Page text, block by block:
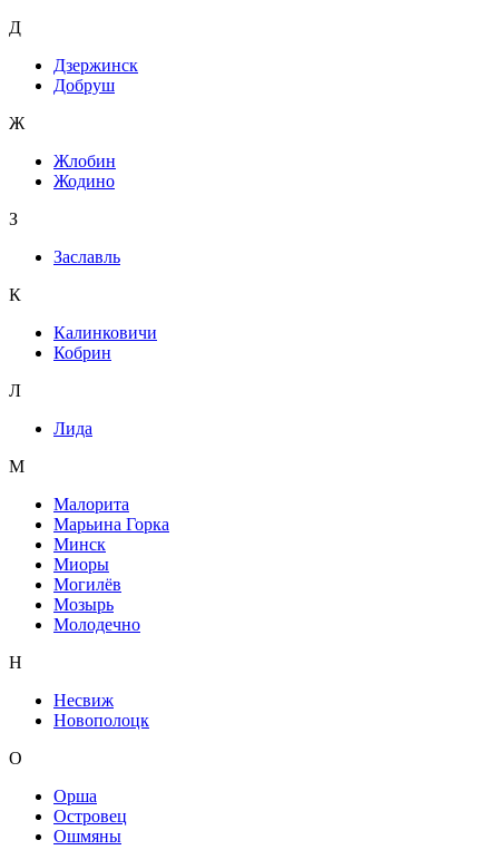
Д
Дзержинск
Добруш
Ж
Жлобин
Жодино
З
Заславль
К
Калинковичи
Кобрин
Л
Лида
М
Малорита
Марьина Горка
Минск
Миоры
Могилёв
Мозырь
Молодечно
Н
Несвиж
Новополоцк
О
Орша
Островец
Ошмяны